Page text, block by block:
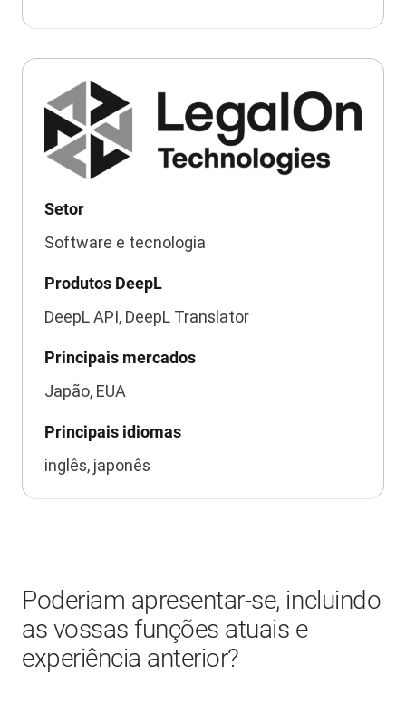
Setor
Software e tecnologia
Produtos DeepL
DeepL API, DeepL Translator
Principais mercados
Japão, EUA
Principais idiomas
inglês, japonês
Poderiam apresentar-se, incluindo
as vossas funções atuais e
experiência anterior?